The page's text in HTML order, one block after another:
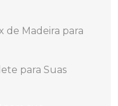
de Madeira para
para Suas